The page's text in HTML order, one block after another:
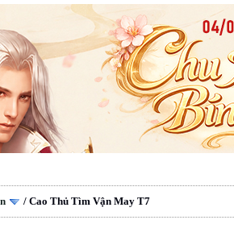
/ Cao Thủ Tìm Vận May T7